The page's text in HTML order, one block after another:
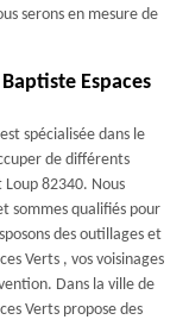
serons en mesure de
Espaces
spécialisée dans le
de différents
82340. Nous
sommes qualifiés pour
des outillages et
Verts , vos voisinages
Dans la ville de
Verts propose des